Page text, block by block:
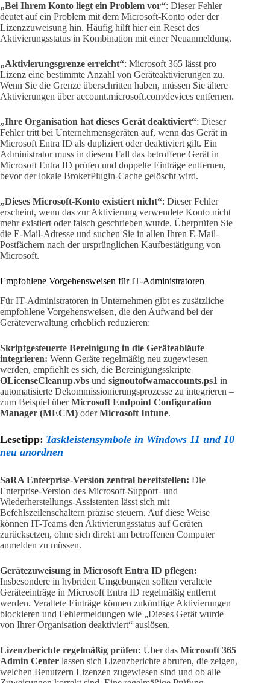
„Bei Ihrem Konto liegt ein Problem vor“: Dieser Fehler
deutet auf ein Problem mit dem Microsoft-Konto oder der
Lizenzzuweisung hin. Häufig hilft hier ein Reset des
Aktivierungsstatus in Kombination mit einer Neuanmeldung.
„Aktivierungsgrenze erreicht“: Microsoft 365 lässt pro
Lizenz eine bestimmte Anzahl von Geräteaktivierungen zu.
Wenn Sie die Grenze überschritten haben, müssen Sie ältere
Aktivierungen über account.microsoft.com/devices entfernen.
„Ihre Organisation hat dieses Gerät deaktiviert“: Dieser
Fehler tritt bei Unternehmensgeräten auf, wenn das Gerät in
Microsoft Entra ID als dupliziert oder deaktiviert gilt. Ein
Administrator muss in diesem Fall das betroffene Gerät in
Microsoft Entra ID prüfen und doppelte Einträge entfernen,
bevor der lokale BrokerPlugin-Cache gelöscht wird.
„Dieses Microsoft-Konto existiert nicht“: Dieser Fehler
erscheint, wenn das zur Aktivierung verwendete Konto nicht
mehr existiert oder falsch geschrieben wurde. Überprüfen Sie
die E-Mail-Adresse und suchen Sie in allen Ihren E-Mail-
Postfächern nach der ursprünglichen Kaufbestätigung von
Microsoft.
Empfohlene Vorgehensweisen für IT-Administratoren
Für IT-Administratoren in Unternehmen gibt es zusätzliche
empfohlene Vorgehensweisen, die den Aufwand bei der
Geräteverwaltung erheblich reduzieren:
Skriptgesteuerte Bereinigung in die Geräteabläufe
integrieren: Wenn Geräte regelmäßig neu zugewiesen
werden, empfiehlt es sich, die Bereinigungsskripte
OLicenseCleanup.vbs und signoutofwamaccounts.ps1 in
automatisierte Dekommissionierungsprozesse zu integrieren –
zum Beispiel überMicrosoft Endpoint Configuration
Manager (MECM) oderMicrosoft Intune.
Lesetipp: Taskleistensymbole in Windows 11 und 10
neu anordnen
SaRA Enterprise-Version zentral bereitstellen: Die
Enterprise-Version des Microsoft-Support- und
Wiederherstellungs-Assistenten lässt sich mit
Befehlszeilenschaltern präzise steuern. Auf diese Weise
können IT-Teams den Aktivierungsstatus auf Geräten
zurücksetzen, ohne sich direkt am betroffenen Computer
anmelden zu müssen.
Gerätezuweisung in Microsoft Entra ID pflegen:
Insbesondere in hybriden Umgebungen sollten veraltete
Geräteeinträge in Microsoft Entra ID regelmäßig entfernt
werden. Veraltete Einträge können zukünftige Aktivierungen
blockieren und Fehlermeldungen wie „Dieses Gerät wurde
von Ihrer Organisation deaktiviert“ auslösen.
Lizenzberichte regelmäßig prüfen: Über das Microsoft 365
Admin Center lassen sich Lizenzberichte abrufen, die zeigen,
welchen Benutzern Lizenzen zugewiesen sind und ob alle